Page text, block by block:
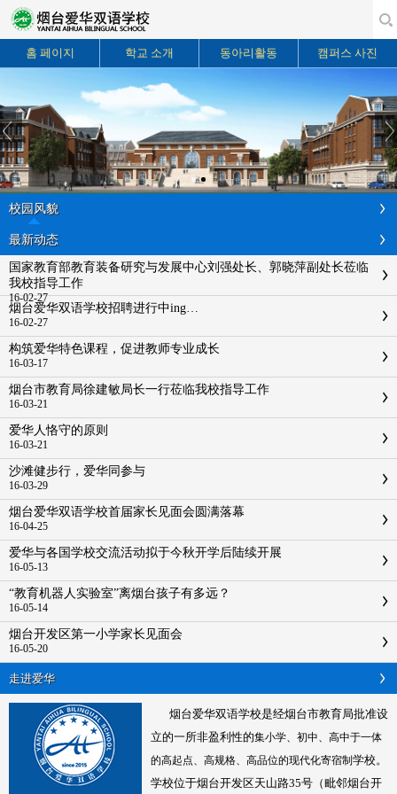
홈 페이지 학교 소개 동아리활동 캠퍼스 사진
校园风貌
最新动态
国家教育部教育装备研究与发展中心刘强处长、郭晓萍副处长莅临
我校指导工作
16-02-27
烟台爱华双语学校招聘进行中ing…
16-02-27
构筑爱华特色课程，促进教师专业成长
16-03-17
烟台市教育局徐建敏局长一行莅临我校指导工作
16-03-21
爱华人恪守的原则
16-03-21
沙滩健步行，爱华同参与
16-03-29
烟台爱华双语学校首届家长见面会圆满落幕
16-04-25
爱华与各国学校交流活动拟于今秋开学后陆续开展
16-05-13
“教育机器人实验室”离烟台孩子有多远？
16-05-14
烟台开发区第一小学家长见面会
16-05-20
走进爱华
烟台爱华双语学校是经烟台市教育局批准设
立的一所非盈利性的集小学、初中、高中于一体
的高起点、高规格、高品位的现代化寄宿制 学校。
学校位于烟台开发区天山路35号 （毗邻烟台开